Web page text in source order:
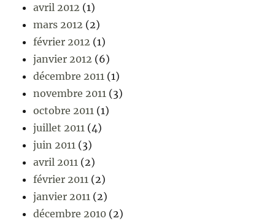
avril 2012 (1)
mars 2012 (2)
février 2012 (1)
janvier 2012 (6)
décembre 2011 (1)
novembre 2011 (3)
octobre 2011 (1)
juillet 2011 (4)
juin 2011 (3)
avril 2011 (2)
février 2011 (2)
janvier 2011 (2)
décembre 2010 (2)